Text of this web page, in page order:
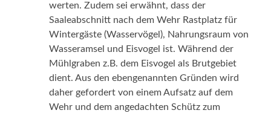
werten. Zudem sei erwähnt, dass der
Saaleabschnitt nach dem Wehr Rastplatz für
Wintergäste (Wasservögel), Nahrungsraum von
Wasseramsel und Eisvogel ist. Während der
Mühlgraben z.B. dem Eisvogel als Brutgebiet
dient. Aus den ebengenannten Gründen wird
daher gefordert von einem Aufsatz auf dem
Wehr und dem angedachten Schütz zum